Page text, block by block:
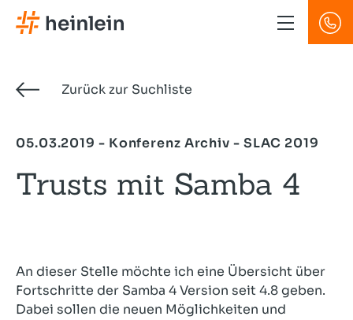
Direkt
zum
Zurück zur Suchliste
05.03.2019 - Konferenz Archiv - SLAC 2019
Trusts mit Samba 4
An dieser Stelle möchte ich eine Übersicht über
Fortschritte der Samba 4 Version seit 4.8 geben.
Dabei sollen die neuen Möglichkeiten und